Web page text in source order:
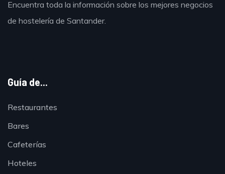
Encuentra toda la información sobre los mejores negocios
de hostelería de Santander.
Guía de...
Restaurantes
Bares
Cafeterías
Hoteles